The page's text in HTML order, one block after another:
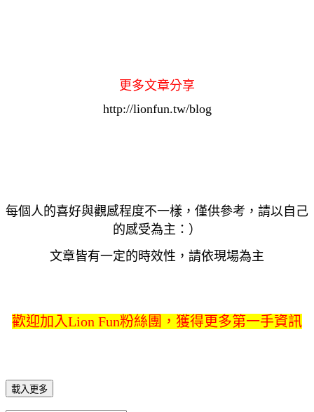
更多文章分享
http://lionfun.tw/blog
每個人的喜好與觀感程度不一樣，僅供參考，請以自己
的感受為主：）
文章皆有一定的時效性，請依現場為主
歡迎加入Lion Fun粉絲團，獲得更多第一手資訊
載入更多